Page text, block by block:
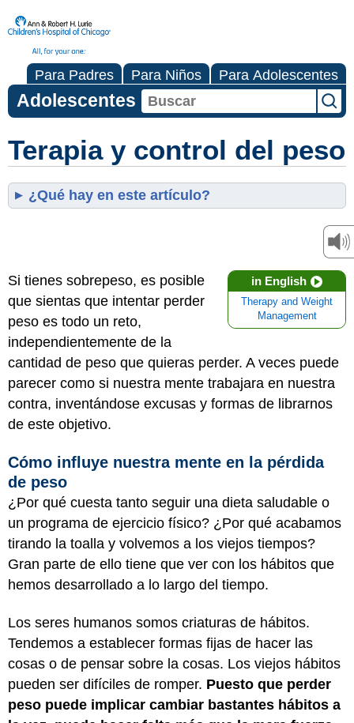
Para Padres Para Niños Para Adolescentes
Adolescentes
Terapia y control del peso
¿Qué hay en este artículo?
in English
Therapy and Weight
Management
Si tienes sobrepeso, es posible
que sientas que intentar perder
peso es todo un reto,
independientemente de la
cantidad de peso que quieras perder. A veces puede
parecer como si nuestra mente trabajara en nuestra
contra, inventándose excusas y formas de librarnos
de este objetivo.
Cómo influye nuestra mente en la pérdida
de peso
¿Por qué cuesta tanto seguir una dieta saludable o
un programa de ejercicio físico? ¿Por qué acabamos
tirando la toalla y volvemos a los viejos tiempos?
Gran parte de ello tiene que ver con los hábitos que
hemos desarrollado a lo largo del tiempo.
Los seres humanos somos criaturas de hábitos.
Tendemos a establecer formas fijas de hacer las
cosas o de pensar sobre la cosas. Los viejos hábitos
pueden ser difíciles de romper. Puesto que perder
peso puede implicar cambiar bastantes hábitos a